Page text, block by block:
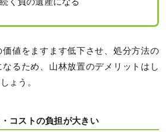
値をますます低下させ、処分方法の
るため、山林放置のデメリットはし
ょう。
コストの負担が大きい